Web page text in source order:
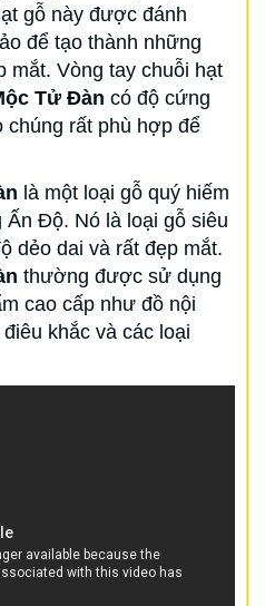
gỗ này được đánh
để tạo thành những
mắt. Vòng tay chuỗi hạt
Tử Đàn có độ cứng
chúng rất phù hợp để
là một loại gỗ quý hiếm
Độ. Nó là loại gỗ siêu
dẻo dai và rất đẹp mắt.
thường được sử dụng
cao cấp như đồ nội
khắc và các loại